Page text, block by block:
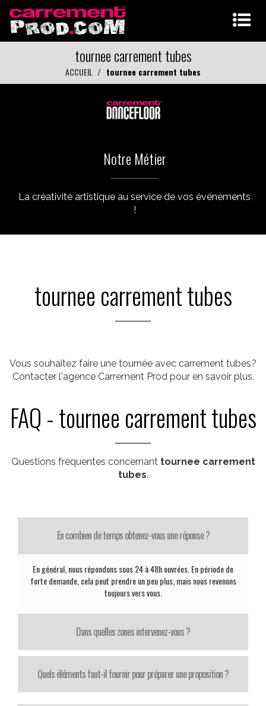
tournee carrement tubes
ACCUEIL tournee carrement tubes
Notre Métier
La créativité artistique au service de vos événements
!
tournee carrement tubes
Vous souhaitez faire une tournée avec carrement tubes?
Contacter l'agence Carrement Prod pour en savoir plus.
FAQ - tournee carrement tubes
Questions fréquentes concernant tournee carrement
tubes.
En combien de temps obtenez-vous une réponse ?
En général, nous répondons sous 24 à 48h ouvrées. En période de
forte demande, cela peut prendre un peu plus, mais nous revenons
toujours vers vous.
Dans quelles zones intervenez-vous ?
Quels éléments faut-il fournir pour préparer une proposition ?